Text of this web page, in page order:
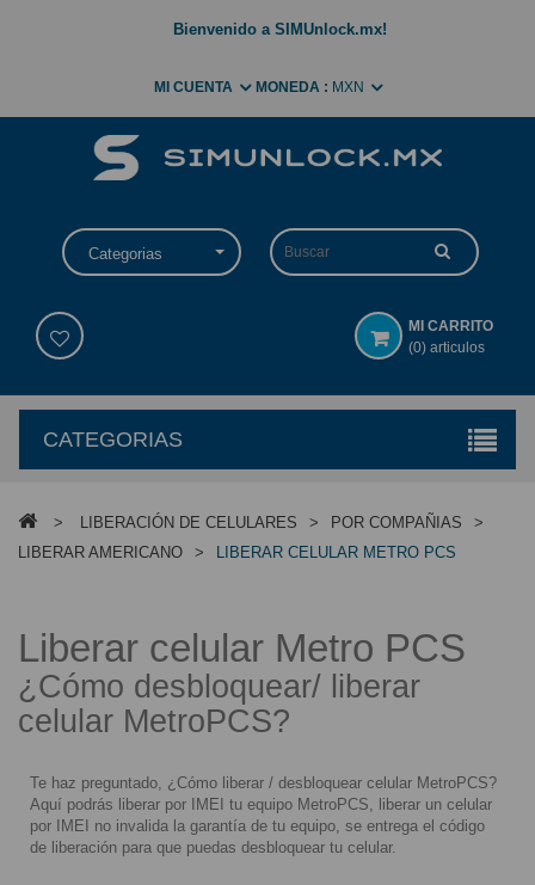
Bienvenido a SIMUnlock.mx!
MI CUENTA MONEDA : MXN
Categorias
MI CARRITO
(0) articulos
CATEGORIAS
> LIBERACIÓN DE CELULARES > POR COMPAÑIAS
>
LIBERAR AMERICANO
> LIBERAR CELULAR METRO PCS
Liberar celular Metro PCS
¿Cómo desbloquear/ liberar
celular MetroPCS?
Te haz preguntado, ¿Cómo liberar / desbloquear celular MetroPCS?
Aquí podrás liberar por IMEI tu equipo MetroPCS, liberar un celular
por IMEI no invalida la garantía de tu equipo, se entrega el código
de liberación para que puedas desbloquear tu celular.